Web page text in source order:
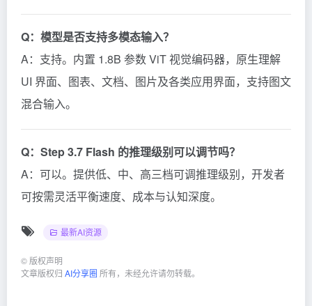
Q：模型是否支持多模态输入？
A：支持。内置 1.8B 参数 ViT 视觉编码器，原生理解
UI 界面、图表、文档、图片及各类应用界面，支持图文
混合输入。
Q：Step 3.7 Flash 的推理级别可以调节吗？
A：可以。提供低、中、高三档可调推理级别，开发者
可按需灵活平衡速度、成本与认知深度。
最新AI资源
© 版权声明
文章版权归 AI分享圈 所有，未经允许请勿转载。